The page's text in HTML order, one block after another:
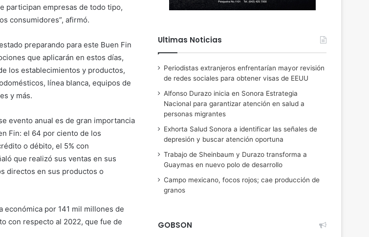
participan empresas de todo tipo,
consumidores”, afirmó.
preparando para este Buen Fin
que aplicarán en estos días,
los establecimientos y productos,
línea blanca, equipos de
y más.
evento anual es de gran importancia
Fin: el 64 por ciento de los
o débito, el 5% con
que realizó sus ventas en sus
directos en sus productos o
económica por 141 mil millones de
con respecto al 2022, que fue de
Ultimas Noticias
Periodistas extranjeros enfrentarían mayor revisión
de redes sociales para obtener visas de EEUU
Alfonso Durazo inicia en Sonora Estrategia
Nacional para garantizar atención en salud a
personas migrantes
Exhorta Salud Sonora a identificar las señales de
depresión y buscar atención oportuna
Trabajo de Sheinbaum y Durazo transforma a
Guaymas en nuevo polo de desarrollo
Campo mexicano, focos rojos; cae producción de
granos
GOBSON